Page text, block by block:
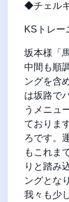
◆チェル
KSトレー
坂本様「
中間も順
ングを含
は坂路で
うメニュ
ておりま
ろです。
もこれま
りと踏み
ングとな
我々も少